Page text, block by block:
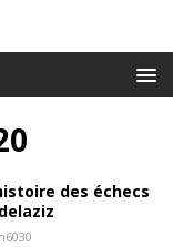
des échecs